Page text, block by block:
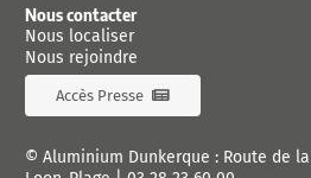
Nous contacter
Nous localiser
Nous rejoindre
Accès Presse
© Aluminium Dunkerque : Route de